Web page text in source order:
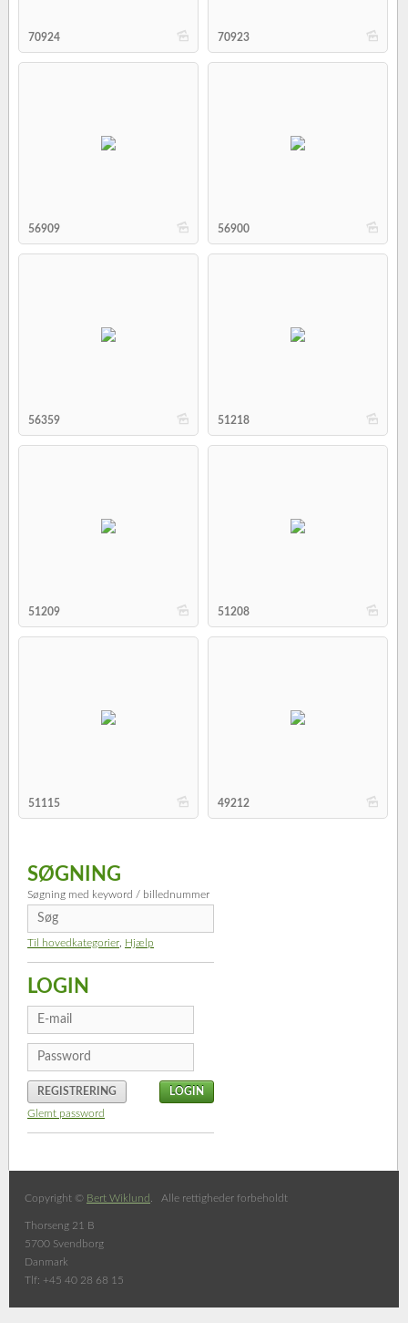
b
70924 b
70923
b
56909 b
56900
b
56359 b
51218
b
51209 b
51208
b
51115 b
49212
SØGNING
Søgning med keyword / billednummer
Til hovedkategorier Hjælp
LOGIN
REGISTRERING
Glemt password
Copyright © Bert Wiklund . Alle rettigheder forbeholdt
Thorseng 21 B
5700 Svendborg
Danmark
Tlf: +45 40 28 68 15